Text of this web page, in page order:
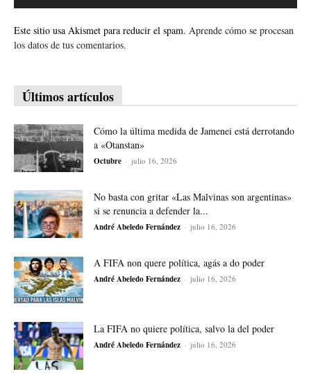
Este sitio usa Akismet para reducir el spam. Aprende cómo se procesan
los datos de tus comentarios.
Últimos artículos
Cómo la última medida de Jamenei está derrotando
a «Otanstan»
Octubre - julio 16, 2026
No basta con gritar «Las Malvinas son argentinas»
si se renuncia a defender la...
André Abeledo Fernández - julio 16, 2026
A FIFA non quere política, agás a do poder
André Abeledo Fernández - julio 16, 2026
La FIFA no quiere política, salvo la del poder
André Abeledo Fernández - julio 16, 2026